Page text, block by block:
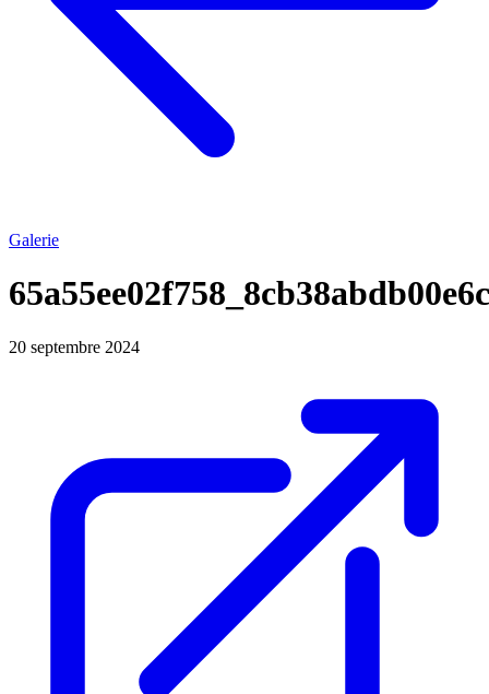
Galerie
20 septembre 2024